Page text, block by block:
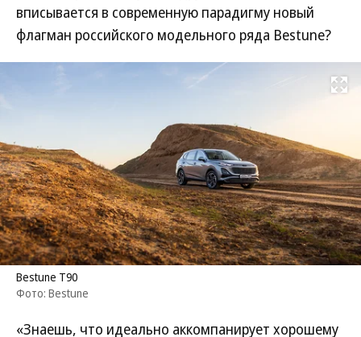
вписывается в современную парадигму новый
флагман российского модельного ряда Bestune?
Развернуть
Bestune T90
Фото: Bestune
«Знаешь, что идеально аккомпанирует хорошему